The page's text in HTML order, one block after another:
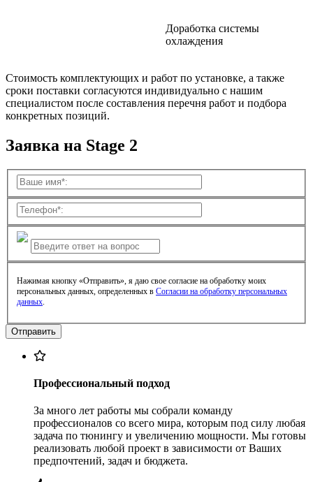
Доработка системы
охлаждения
Стоимость комплектующих и работ по установке, а также
сроки поставки согласуются индивидуально с нашим
специалистом после составления перечня работ и подбора
конкретных позиций.
Заявка на Stage 2
Нажимая кнопку «Отправить», я даю свое согласие на обработку моих
персональных данных, определенных в Согласии на обработку персональных
данных
Профессиональный подход
За много лет работы мы собрали команду
профессионалов со всего мира, которым под силу любая
задача по тюнингу и увеличению мощности. Мы готовы
реализовать любой проект в зависимости от Ваших
предпочтений, задач и бюджета.